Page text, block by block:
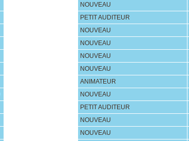
NOUVEAU
PETIT AUDITEUR
NOUVEAU
NOUVEAU
NOUVEAU
NOUVEAU
ANIMATEUR
NOUVEAU
PETIT AUDITEUR
NOUVEAU
NOUVEAU